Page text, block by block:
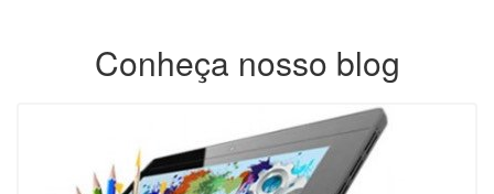
Conheça nosso blog